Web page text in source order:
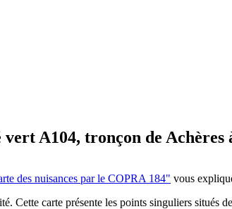
vert A104, tronçon de Achères
des nuisances par le COPRA 184" vous
Cette carte présente les points singuliers situés